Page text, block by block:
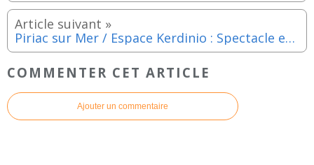
Piriac sur Mer / Espace Kerdinio : Spectacle enfants "Je veux une fée" - Mercredi 22 avril 2026
COMMENTER CET ARTICLE
Ajouter un commentaire